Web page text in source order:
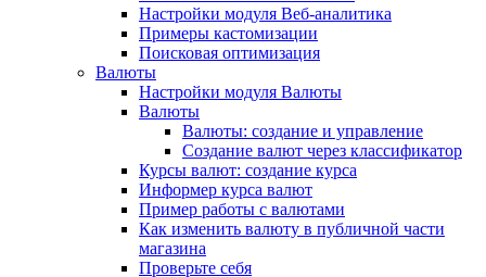
Настройки модуля Веб-аналитика
Примеры кастомизации
Поисковая оптимизация
Валюты
Настройки модуля Валюты
Валюты
Валюты: создание и управление
Создание валют через классификатор
Курсы валют: создание курса
Информер курса валют
Пример работы с валютами
Как изменить валюту в публичной части
магазина
Проверьте себя